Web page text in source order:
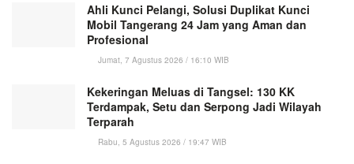
Ahli Kunci Pelangi, Solusi Duplikat Kunci
Mobil Tangerang 24 Jam yang Aman dan
Profesional
Jumat, 7 Agustus 2026 / 16:10 WIB
Kekeringan Meluas di Tangsel: 130 KK
Terdampak, Setu dan Serpong Jadi Wilayah
Terparah
Rabu, 5 Agustus 2026 / 19:47 WIB